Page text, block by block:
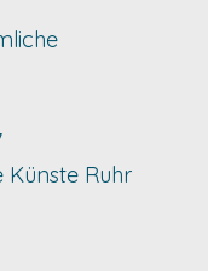
Künste Ruhr